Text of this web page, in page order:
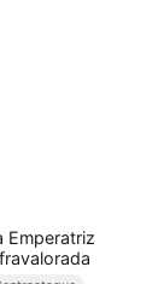
Emperatriz